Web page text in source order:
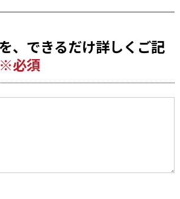
、できるだけ詳しくご記
※必須